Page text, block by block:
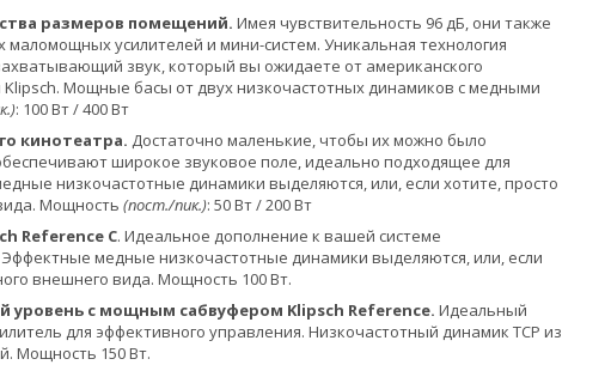
размеров помещений. Имея чувствительность 96 дБ, они также
усилителей и мини-систем. Уникальная технология
звук, который вы ожидаете от американского
Мощные басы от двух низкочастотных динамиков с медными
: 100 Вт / 400 Вт
кинотеатра. Достаточно маленькие, чтобы их можно было
широкое звуковое поле, идеально подходящее для
низкочастотные динамики выделяются, или, если хотите, просто
Мощность (пост./пик.): 50 Вт / 200 Вт
Reference C. Идеальное дополнение к вашей системе
медные низкочастотные динамики выделяются, или, если
внешнего вида. Мощность 100 Вт.
с мощным сабвуфером Klipsch Reference. Идеальный
для эффективного управления. Низкочастотный динамик TCP из
Мощность 150 Вт.